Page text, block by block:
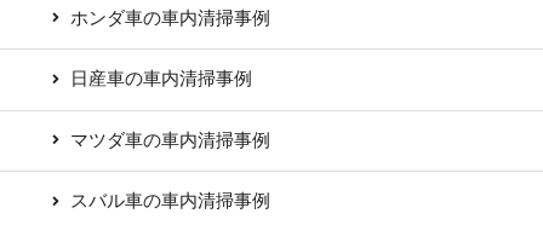
ホンダ車の車内清掃事例
日産車の車内清掃事例
マツダ車の車内清掃事例
スバル車の車内清掃事例